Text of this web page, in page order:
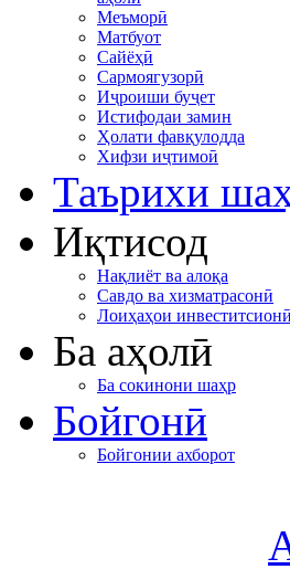
Меъморӣ
Матбуот
Сайёҳӣ
Сармоягузорӣ
Иҷроиши буҷет
Истифодаи замин
Ҳолати фавқулодда
Хифзи иҷтимоӣ
Таърихи
Иқтисод
Нақлиёт ва алоқа
Савдо ва хизматрасонӣ
Лоиҳаҳои инвеститсионӣ
Ба аҳолӣ
Ба сокинони шаҳр
Бойгонӣ
Бойгонии ахборот